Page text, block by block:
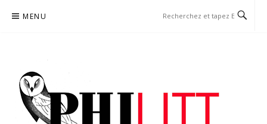
MENU